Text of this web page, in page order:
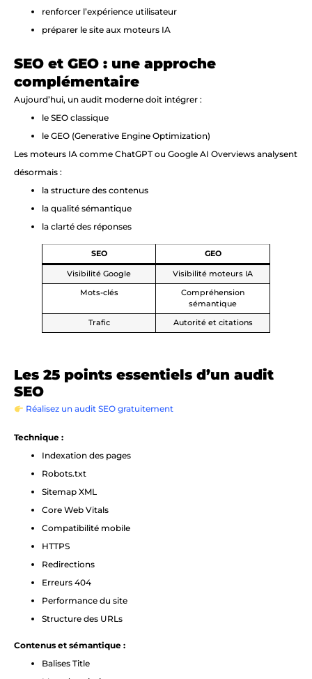
renforcer l’expérience utilisateur
préparer le site aux moteurs IA
SEO et GEO : une approche
complémentaire
Aujourd’hui, un audit moderne doit intégrer :
le SEO classique
le GEO (Generative Engine Optimization)
Les moteurs IA comme ChatGPT ou Google AI Overviews analysent
désormais :
la structure des contenus
la qualité sémantique
la clarté des réponses
SEO GEO
Visibilité Google Visibilité moteurs IA
Mots-clés
Compréhension
sémantique
Trafic Autorité et citations
Les 25 points essentiels d’un audit
SEO
Réalisez un audit SEO gratuitement
Technique :
Indexation des pages
Robots.txt
Sitemap XML
Core Web Vitals
Compatibilité mobile
HTTPS
Redirections
Erreurs 404
Performance du site
Structure des URLs
Contenus et sémantique :
Balises Title